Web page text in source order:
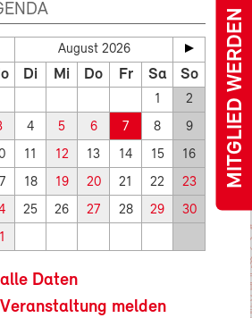
MITGLIED WERDEN
August 2026
Di Mi Do Fr Sa So
1 2
4 5 6 7 8 9
11 12 13 14 15 16
18 19 20 21 22 23
25 26 27 28 29 30
alle Daten
Veranstaltung melden